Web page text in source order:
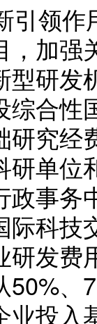
领作
，加强
型研发
综合性
研究经
研单位
政事务
际科技
研发费
50%、
业投